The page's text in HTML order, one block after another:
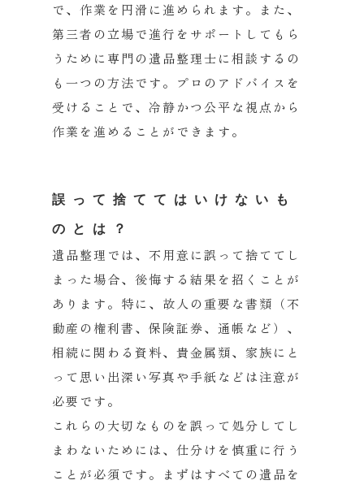
で、 作業を円滑に進められます。また、
第三者の立場で進行をサポートしてもら
うために専門の遺品整理士に相談するの
も一つの方法です。 プロのアドバイスを
受けることで、 冷静かつ公平な視点から
作業を進めることができます。
誤って捨ててはいけないも
のとは？
遺品整理では、不用意に誤って捨ててし
まった場合、 後悔する結果を招くことが
あります。特に、故人の重要な書類（不
動産の権利書、保険証券、通帳など）、
相続に関わる資料、 貴金属類、 家族にと
って思い出深い写真や手紙などは注意が
必要です。
これらの大切なものを誤って処分してし
まわないためには、 仕分けを慎重に行う
ことが必須です。
まずはすべての遺品を